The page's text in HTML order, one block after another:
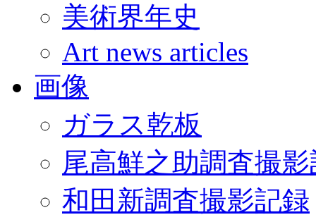
美術界年史
Art news articles
画像
ガラス乾板
尾高鮮之助調査撮
和田新調査撮影記録